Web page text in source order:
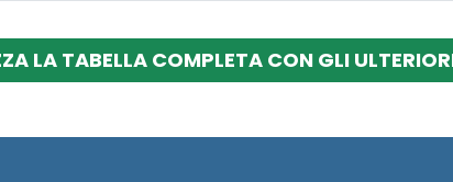
LA TABELLA COMPLETA CON GLI